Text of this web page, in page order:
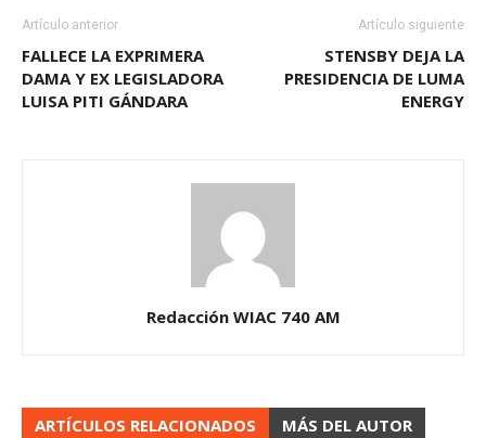
Artículo anterior
FALLECE LA EXPRIMERA
DAMA Y EX LEGISLADORA
LUISA PITI GÁNDARA
Artículo siguiente
STENSBY DEJA LA
PRESIDENCIA DE LUMA
ENERGY
Redacción WIAC 740 AM
ARTÍCULOS RELACIONADOS MÁS DEL AUTOR